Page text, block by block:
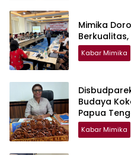
Mimika
Berkualitas,
Kabar Mimika
Budaya
Papua
Kabar Mimika